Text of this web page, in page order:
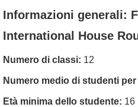
Informazioni generali:
International House
Numero di classi: 12
Numero medio di studenti
Età minima dello studente: 16